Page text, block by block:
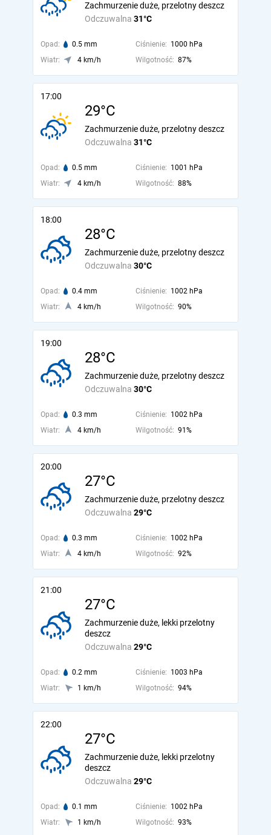
Odczuwalna 31°C
Zachmurzenie duże, przelotny deszcz
Opad: 0.5 mm Ciśnienie: 1000 hPa
Wiatr:
4 km/h Wilgotność: 87%
17:00
29°C
Odczuwalna 31°C
Zachmurzenie duże, przelotny deszcz
Opad: 0.5 mm Ciśnienie: 1001 hPa
Wiatr:
4 km/h Wilgotność: 88%
18:00
28°C
Odczuwalna 30°C
Zachmurzenie duże, przelotny deszcz
Opad: 0.4 mm Ciśnienie: 1002 hPa
Wiatr:
4 km/h Wilgotność: 90%
19:00
28°C
Odczuwalna 30°C
Zachmurzenie duże, przelotny deszcz
Opad: 0.3 mm Ciśnienie: 1002 hPa
Wiatr:
4 km/h Wilgotność: 91%
20:00
27°C
Odczuwalna 29°C
Zachmurzenie duże, przelotny deszcz
Opad: 0.3 mm Ciśnienie: 1002 hPa
Wiatr:
4 km/h Wilgotność: 92%
21:00
27°C
Odczuwalna 29°C
Zachmurzenie duże, lekki przelotny
deszcz
Opad: 0.2 mm Ciśnienie: 1003 hPa
Wiatr:
1 km/h Wilgotność: 94%
22:00
27°C
Odczuwalna 29°C
Zachmurzenie duże, lekki przelotny
deszcz
Opad: 0.1 mm Ciśnienie: 1002 hPa
Wiatr:
1 km/h Wilgotność: 93%